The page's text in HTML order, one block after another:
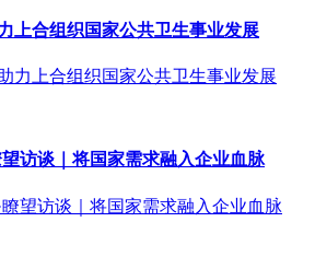
上合组织国家公共卫生事业发展
望访谈｜将国家需求融入企业血脉